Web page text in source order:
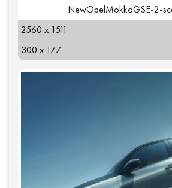
NewOpelMokkaGSE-2-
2560 x 1511
300 x 177